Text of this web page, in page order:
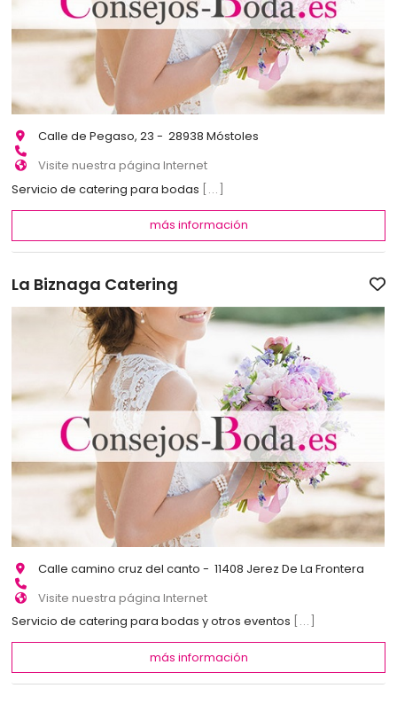
Calle de Pegaso, 23 - 28938 Móstoles
Visite nuestra página Internet
Servicio de catering para bodas [...]
más información
La Biznaga Catering
Calle camino cruz del canto - 11408 Jerez De La Frontera
Visite nuestra página Internet
Servicio de catering para bodas y otros eventos
[...]
más información